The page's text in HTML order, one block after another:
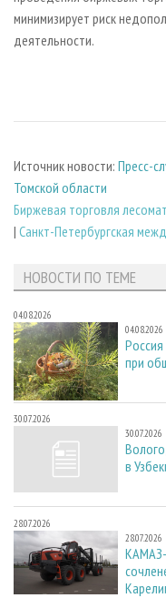
минимизирует риск
деятельности.
Источник новости: Пресс-
Томской области
Биржевая торговля
| Санкт-Петербургская
НОВОСТИ ПО ТЕМЕ
04.08.2026
04.08.2026
при
30.07.2026
30.07.2026
в
28.07.2026
28.07.2026
КАМАЗ-